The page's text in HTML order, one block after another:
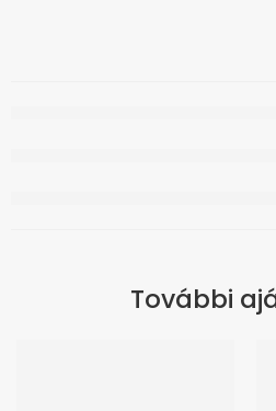
További